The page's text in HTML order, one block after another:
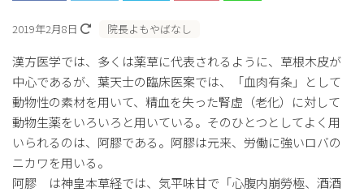
2019年2月8日 院長よもやばなし
漢方医学では、多くは薬草に代表されるように、草根木皮が
中心であるが、葉天士の臨床医案では、「血肉有条」として
動物性の素材を用いて、精血を失った腎虚（老化）に対して
動物生薬をいろいろと用いている。そのひとつとしてよく用
いられるのは、阿膠である。阿膠は元来、労働に強いロバの
ニカワを用いる。
阿膠 は神皇本草経では、気平味甘で「心腹内崩勞極、酒酒